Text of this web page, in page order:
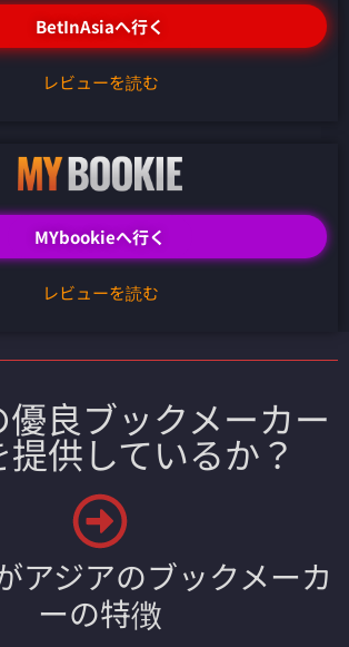
BetInAsiaへ行く
レビューを読む
MYbookieへ行く
レビューを読む
優良ブックメーカー
提供しているか？
アジアのブックメーカ
ーの特徴